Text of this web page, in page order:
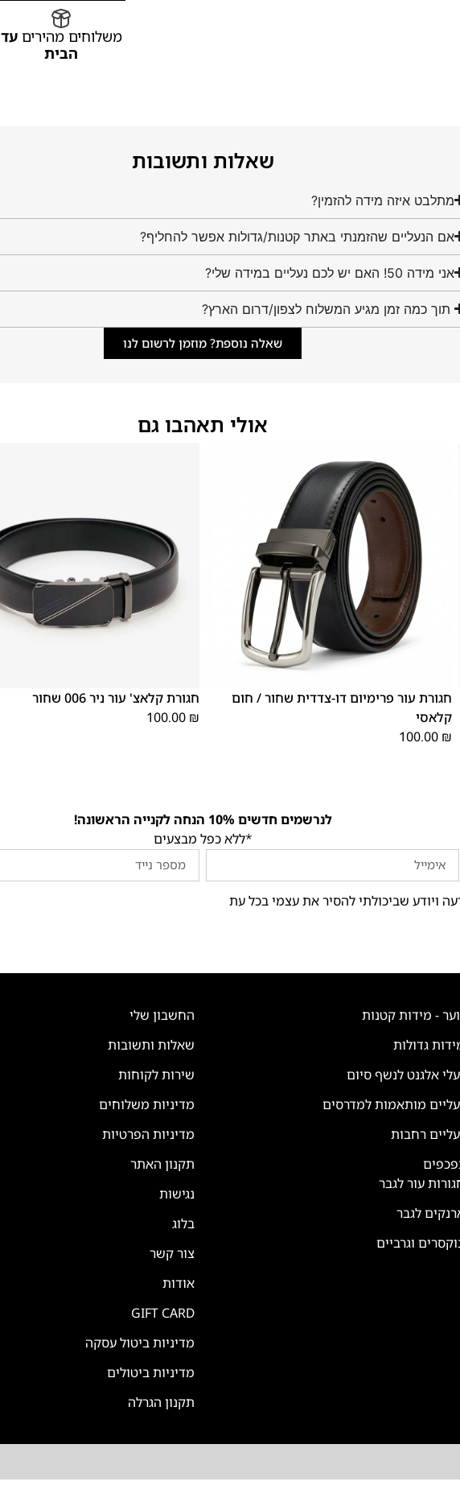
משלוחים מהיריםעד
הבית
שאלות ותשובות
מתלבט איזה מידה להזמין?
אם הנעליים שהזמנתי באתר קטנות/גדולות אפשר להחליף?
אני מידה 50! האם יש לכם נעליים במידה שלי?
תוך כמה זמן מגיע המשלוח לצפון/דרום הארץ?
שאלה נוספת? מוזמן לרשום לנו
אולי תאהבו גם
L
חגורת עור פרימיום דו-צדדית שחור / חום
קלאסי
100.00 ₪
L חגורת קלאצ' עור ניר 006 שחור
100.00 ₪
לנרשמים חדשים 10% הנחה לקנייה הראשונה!
*ללא כפל מבצעים
ויודע שביכולתי להסיר את עצמי בכל עת
- מידות קטנות
גדולות
אלגנט לנשף סיום
מותאמות למדרסים
רחבות
עור לגבר
לגבר
וגרביים
החשבון שלי
שאלות ותשובות
שירות לקוחות
מדיניות משלוחים
מדיניות הפרטיות
תקנון האתר
נגישות
בלוג
צור קשר
אודות
GIFT CARD
מדיניות ביטול עסקה
מדיניות ביטולים
תקנון הגרלה